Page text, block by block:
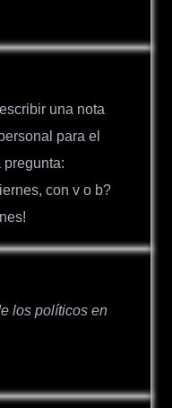
una nota
para el
pregunta:
con v o b?
los políticos en